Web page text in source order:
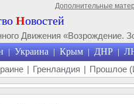
Дополнительные
Новостей
Движения «Возрождение.
| Украина | Крым | ДНР |
| Гренландия | Прошлое